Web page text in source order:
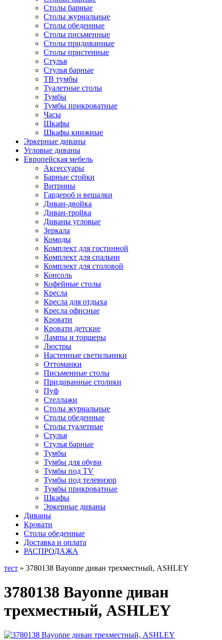
Столы барные
Столы журнальные
Столы обеденные
Столы письменные
Столы придиванные
Столы пристенные
Стулья
Стулья барные
ТВ тумбы
Туалетные столы
Тумбы
Тумбы прикроватные
Часы
Шкафы
Шкафы книжные
Эркерные диваны
Угловые диваны
Европейская мебель
Аксессуары
Барные стойки
Витрины
Гардероб и вешалки
Диван-двойка
Диван-тройка
Диваны угловые
Зеркала
Комоды
Комплект для гостинной
Комплект для спальни
Комплект для столовой
Консоль
Кофейные столы
Кресла
Кресла для отдыха
Кресла офисные
Кровати
Кровати детские
Лампы и торшеры
Люстры
Настенные светильники
Оттоманки
Письменные столы
Придиванные столики
Пуф
Стеллажи
Столы журнальные
Столы обеденные
Столы туалетные
Стулья
Стулья барные
Тумбы
Тумбы для обуви
Тумбы под TV
Тумбы под телевизор
Тумбы прикроватные
Шкафы
Эркерные диваны
Диваны
Кровати
Столы обеденные
Доставка и оплата
РАСПРОДАЖА
тест » 3780138 Bayonne диван трехместный, ASHLEY
3780138 Bayonne диван
трехместный, ASHLEY